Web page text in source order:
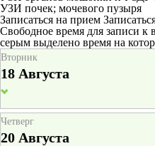
УЗИ почек; мочевого пузыря
Записаться на прием
Свободное время для записи к
серым выделено время на
Вторник
18 Августа
Четверг
20 Августа